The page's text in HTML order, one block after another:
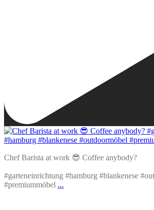
Chef Barista at work 😎 Coffee anybody?
#garteneinrichtung #hamburg #blankenese
#premiummöbel ...